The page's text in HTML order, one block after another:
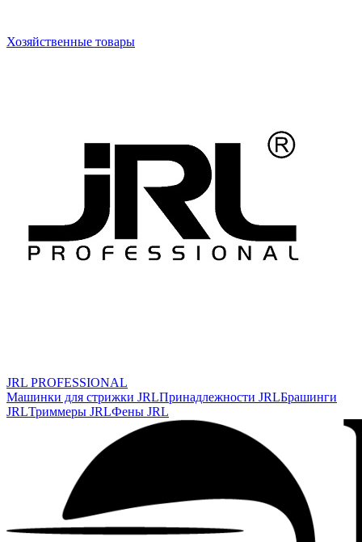
Хозяйственные товары
JRL PROFESSIONAL
Машинки для стрижки JRLПринадлежности JRLБрашинги
JRLТриммеры JRLФены JRL